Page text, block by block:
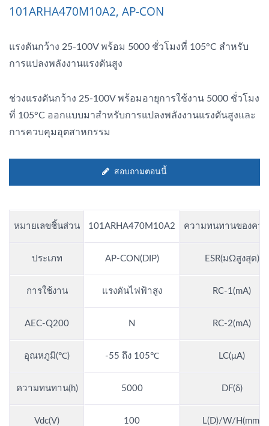
101ARHA470M10A2, AP-CON
แรงดันกว้าง 25-100V พร้อม 5000 ชั่วโมงที่ 105°C สำหรับ
การแปลงพลังงานแรงดันสูง
ช่วงแรงดันกว้าง 25-100V พร้อมอายุการใช้งาน 5000 ชั่วโมง
ที่ 105°C ออกแบบมาสำหรับการแปลงพลังงานแรงดันสูงและ
การควบคุมอุตสาหกรรม
สอบถามตอนนี้
หมายเลขชิ้นส่วน 101ARHA470M10A2 ความทนทานของคว
ประเภท AP-CON(DIP) ESR(มΩสูงสุด)
การใช้งาน แรงดันไฟฟ้าสูง RC-1(mA)
AEC-Q200 N RC-2(mA)
อุณหภูมิ(℃) -55 ถึง 105℃ LC(μA)
ความทนทาน(h) 5000 DF(δ)
Vdc(V) 100 L(D)/W/H(mm)